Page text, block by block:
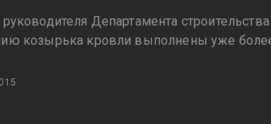
Департамента
козырька кровли выполнены уже